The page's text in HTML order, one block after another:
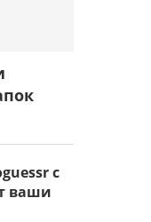
с
ваши